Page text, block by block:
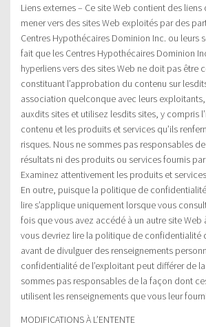
Liens externes – Ce site Web contient des
mener vers des sites Web exploités par des
Centres Hypothécaires Dominion Inc. ou leurs
fait que les Centres Hypothécaires Dominion
hyperliens vers des sites Web ne doit pas être
constituant l’approbation du contenu sur
association quelconque avec leurs
auxdits sites et utilisez lesdits sites, y compris
contenu et les produits et services qu’ils
risques. Nous ne sommes pas responsables
résultats ni des produits ou services fournis
Examinez attentivement les produits et
En outre, puisque la politique de
lire s’applique uniquement lorsque vous
fois que vous avez accédé à un autre site Web
vous devriez lire la politique de confidentialité
avant de divulguer des renseignements
confidentialité de l’exploitant peut différer de
sommes pas responsables de la façon dont
utilisent les renseignements que vous leur
MODIFICATIONS À L’ENTENTE